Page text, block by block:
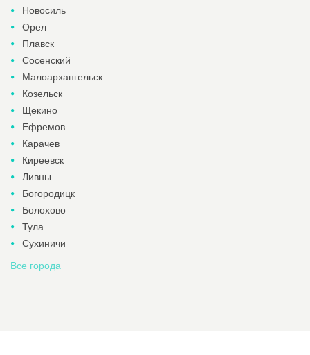
Новосиль
Орел
Плавск
Сосенский
Малоархангельск
Козельск
Щекино
Ефремов
Карачев
Киреевск
Ливны
Богородицк
Болохово
Тула
Сухиничи
Все города